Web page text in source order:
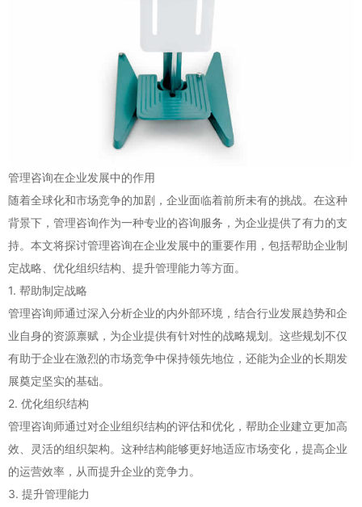
管理咨询在企业发展中的作用
随着全球化和市场竞争的加剧，企业面临着前所未有的挑战。在这种
背景下，管理咨询作为一种专业的咨询服务，为企业提供了有力的支
持。本文将探讨管理咨询在企业发展中的重要作用，包括帮助企业制
定战略、优化组织结构、提升管理能力等方面。
1. 帮助制定战略
管理咨询师通过深入分析企业的内外部环境，结合行业发展趋势和企
业自身的资源禀赋，为企业提供有针对性的战略规划。这些规划不仅
有助于企业在激烈的市场竞争中保持领先地位，还能为企业的长期发
展奠定坚实的基础。
2. 优化组织结构
管理咨询师通过对企业组织结构的评估和优化，帮助企业建立更加高
效、灵活的组织架构。这种结构能够更好地适应市场变化，提高企业
的运营效率，从而提升企业的竞争力。
3. 提升管理能力